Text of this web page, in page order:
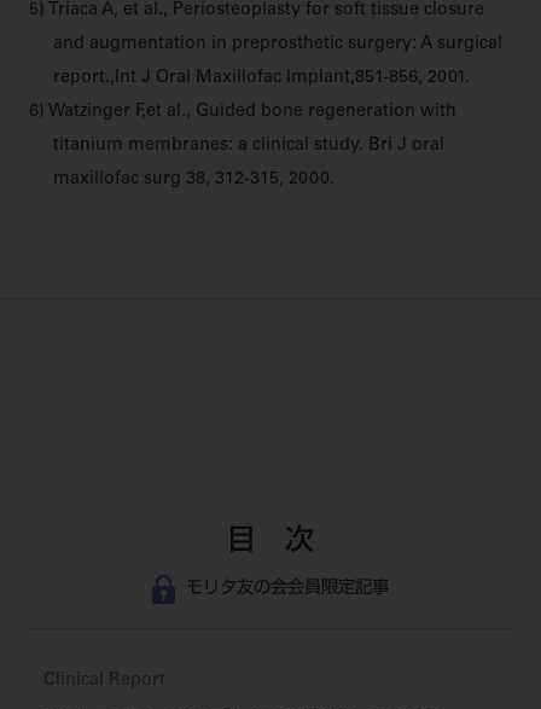
5) Triaca A, et al., Periosteoplasty for soft tissue closure
and augmentation in preprosthetic surgery: A surgical
report.,Int J Oral Maxillofac Implant,851-856, 2001.
6) Watzinger F,et al., Guided bone regeneration with
titanium membranes: a clinical study. Bri J oral
maxillofac surg 38, 312-315, 2000.
目 次
モリタ友の会会員限定記事
Clinical Report